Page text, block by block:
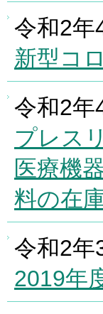
令和2年
新型コ
令和2年
プレス
医療機
料の在
令和2年
2019年